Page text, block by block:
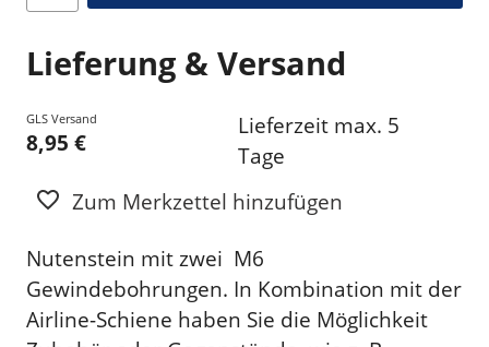
Lieferung & Versand
GLS Versand
8,95 €
Lieferzeit max. 5
Tage
Zum Merkzettel hinzufügen
Nutenstein mit zwei M6
Gewindebohrungen. In Kombination mit der
Airline-Schiene haben Sie die Möglichkeit